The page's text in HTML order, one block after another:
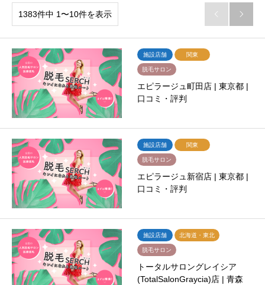
1383件中 1〜10件を表示  
施設店舗 関東
脱毛サロン
エピラージュ町田店 | 東京都 |
口コミ・評判
施設店舗 関東
脱毛サロン
エピラージュ新宿店 | 東京都 |
口コミ・評判
施設店舗 北海道・東北
脱毛サロン
トータルサロングレイシア
(TotalSalonGraycia)店 | 青森